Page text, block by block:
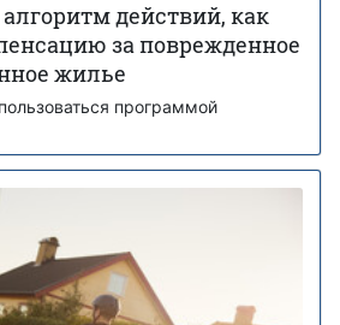
действий, как
за поврежденное
жилье
программой